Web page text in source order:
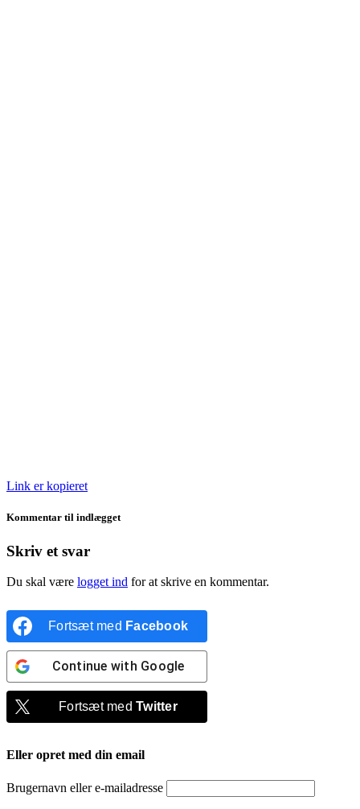
Link er kopieret
Kommentar til indlægget
Skriv et svar
Du skal være logget ind for at skrive en kommentar.
Fortsæt med Facebook
Continue with Google
Fortsæt medTwitter
Eller opret med din email
Brugernavn eller e-mailadresse